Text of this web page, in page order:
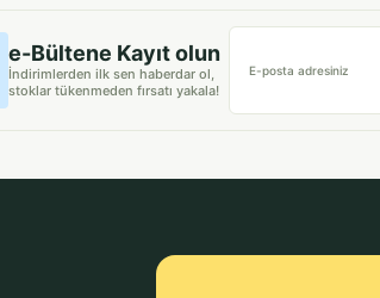
e-Bültene Kayıt olun
İndirimlerden ilk sen haberdar ol,
stoklar tükenmeden fırsatı yakala!
E-posta adresiniz